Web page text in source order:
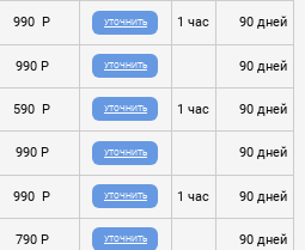
990 P УТОЧНИТЬ 1 час 90 дней
990 P УТОЧНИТЬ 90 дней
590 P УТОЧНИТЬ 1 час 90 дней
990 P УТОЧНИТЬ 90 дней
990 P УТОЧНИТЬ 1 час 90 дней
790 P УТОЧНИТЬ 90 дней